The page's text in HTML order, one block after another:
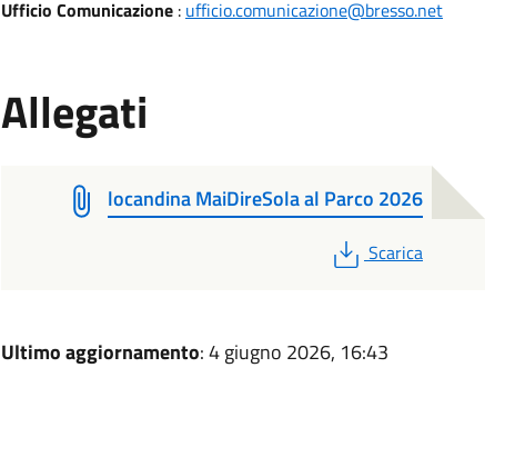
Ufficio Comunicazione: ufficio.comunicazione@bresso.net
Allegati
locandina MaiDireSola al Parco 2026
PDF
Scarica
Ultimo aggiornamento: 4 giugno 2026, 16:43